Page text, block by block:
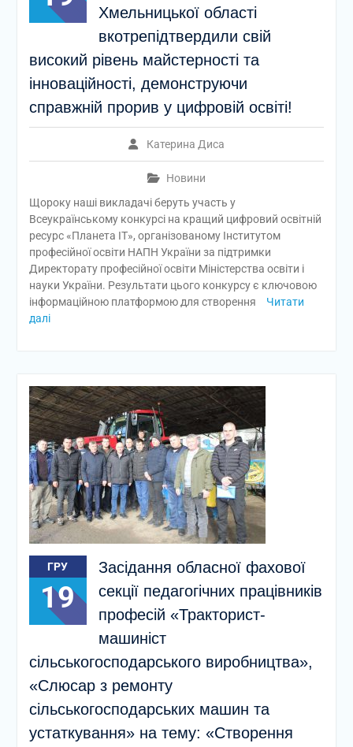
Хмельницької області
вкотрепідтвердили свій
високий рівень майстерності та
інноваційності, демонструючи
справжній прорив у цифровій освіті!
Катерина Диса
Новини
Щороку наші викладачі беруть участь у
Всеукраїнському конкурсі на кращий цифровий освітній
ресурс «Планета ІТ», організованому Інститутом
професійної освіти НАПН України за підтримки
Директорату професійної освіти Міністерства освіти і
науки України. Результати цього конкурсу є ключовою
інформаційною платформою для створення
Читати
далі
ГРУ
19
Засідання обласної фахової
секції педагогічних працівників
професій «Тракторист-
машиніст
сільськогосподарського виробництва»,
«Слюсар з ремонту
сільськогосподарських машин та
устаткування» на тему: «Створення